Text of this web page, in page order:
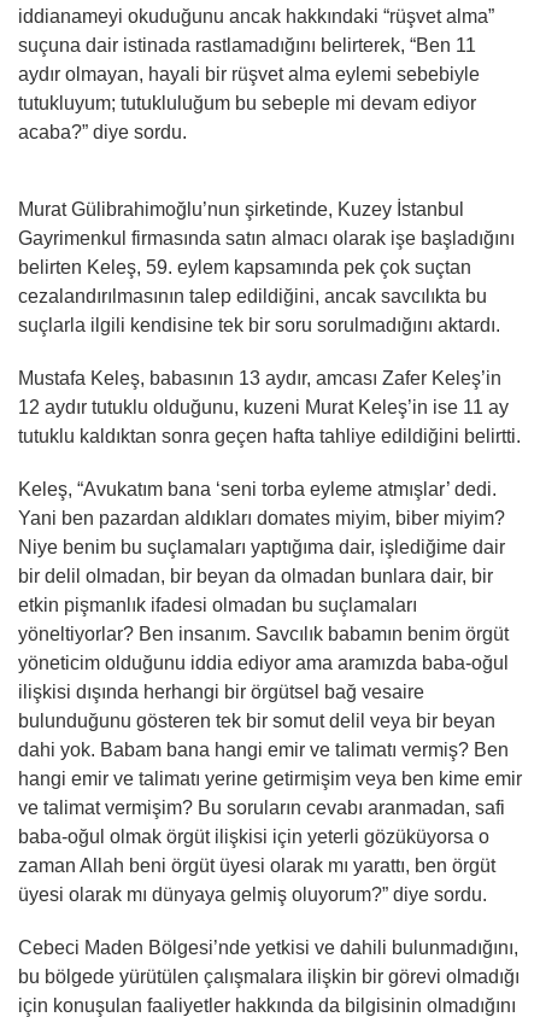
iddianameyi okuduğunu ancak hakkındaki “rüşvet alma”
suçuna dair istinada rastlamadığını belirterek, “Ben 11
aydır olmayan, hayali bir rüşvet alma eylemi sebebiyle
tutukluyum; tutukluluğum bu sebeple mi devam ediyor
acaba?” diye sordu.
Murat Gülibrahimoğlu’nun şirketinde, Kuzey İstanbul
Gayrimenkul firmasında satın almacı olarak işe başladığını
belirten Keleş, 59. eylem kapsamında pek çok suçtan
cezalandırılmasının talep edildiğini, ancak savcılıkta bu
suçlarla ilgili kendisine tek bir soru sorulmadığını aktardı.
Mustafa Keleş, babasının 13 aydır, amcası Zafer Keleş’in
12 aydır tutuklu olduğunu, kuzeni Murat Keleş’in ise 11 ay
tutuklu kaldıktan sonra geçen hafta tahliye edildiğini belirtti.
Keleş, “Avukatım bana ‘seni torba eyleme atmışlar’ dedi.
Yani ben pazardan aldıkları domates miyim, biber miyim?
Niye benim bu suçlamaları yaptığıma dair, işlediğime dair
bir delil olmadan, bir beyan da olmadan bunlara dair, bir
etkin pişmanlık ifadesi olmadan bu suçlamaları
yöneltiyorlar? Ben insanım. Savcılık babamın benim örgüt
yöneticim olduğunu iddia ediyor ama aramızda baba-oğul
ilişkisi dışında herhangi bir örgütsel bağ vesaire
bulunduğunu gösteren tek bir somut delil veya bir beyan
dahi yok. Babam bana hangi emir ve talimatı vermiş? Ben
hangi emir ve talimatı yerine getirmişim veya ben kime emir
ve talimat vermişim? Bu soruların cevabı aranmadan, safi
baba-oğul olmak örgüt ilişkisi için yeterli gözüküyorsa o
zaman Allah beni örgüt üyesi olarak mı yarattı, ben örgüt
üyesi olarak mı dünyaya gelmiş oluyorum?” diye sordu.
Cebeci Maden Bölgesi’nde yetkisi ve dahili bulunmadığını,
bu bölgede yürütülen çalışmalara ilişkin bir görevi olmadığı
için konuşulan faaliyetler hakkında da bilgisinin olmadığını